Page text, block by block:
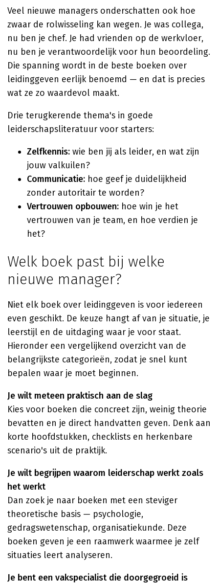
Veel nieuwe managers onderschatten ook hoe
zwaar de rolwisseling kan wegen. Je was collega,
nu ben je chef. Je had vrienden op de werkvloer,
nu ben je verantwoordelijk voor hun beoordeling.
Die spanning wordt in de beste boeken over
leidinggeven eerlijk benoemd — en dat is precies
wat ze zo waardevol maakt.
Drie terugkerende thema's in goede
leiderschapsliteratuur voor starters:
Zelfkennis: wie ben jij als leider, en wat zijn
jouw valkuilen?
Communicatie: hoe geef je duidelijkheid
zonder autoritair te worden?
Vertrouwen opbouwen: hoe win je het
vertrouwen van je team, en hoe verdien je
het?
Welk boek past bij welke
nieuwe manager?
Niet elk boek over leidinggeven is voor iedereen
even geschikt. De keuze hangt af van je situatie, je
leerstijl en de uitdaging waar je voor staat.
Hieronder een vergelijkend overzicht van de
belangrijkste categorieën, zodat je snel kunt
bepalen waar je moet beginnen.
Je wilt meteen praktisch aan de slag
Kies voor boeken die concreet zijn, weinig theorie
bevatten en je direct handvatten geven. Denk aan
korte hoofdstukken, checklists en herkenbare
scenario's uit de praktijk.
Je wilt begrijpen waarom leiderschap werkt zoals
het werkt
Dan zoek je naar boeken met een steviger
theoretische basis — psychologie,
gedragswetenschap, organisatiekunde. Deze
boeken geven je een raamwerk waarmee je zelf
situaties leert analyseren.
Je bent een vakspecialist die doorgegroeid is